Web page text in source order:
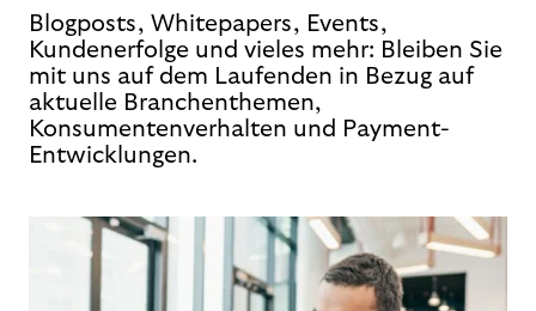
Blogposts, Whitepapers, Events,
Kundenerfolge und vieles mehr: Bleiben Sie
mit uns auf dem Laufenden in Bezug auf
aktuelle Branchenthemen,
Konsumentenverhalten und Payment-
Entwicklungen.